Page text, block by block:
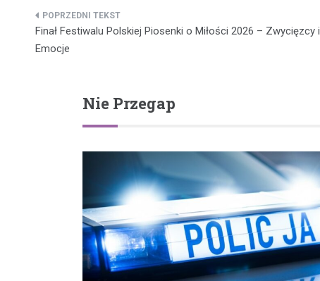
Nawigacja
wpisu
Finał Festiwalu Polskiej Piosenki o Miłości 2026 – Zwycięzcy i
Emocje
Nie Przegap